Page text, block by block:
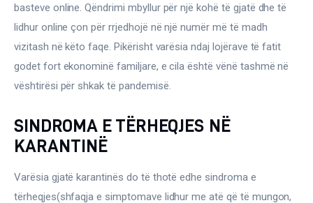
basteve online. Qëndrimi mbyllur për një kohë të gjatë dhe të
lidhur online çon për rrjedhojë në një numër më të madh
vizitash në këto faqe. Pikërisht varësia ndaj lojërave të fatit
godet fort ekonominë familjare, e cila është vënë tashmë në
vështirësi për shkak të pandemisë.
SINDROMA E TËRHEQJES NË
KARANTINË
Varësia gjatë karantinës do të thotë edhe sindroma e
tërheqjes(shfaqja e simptomave lidhur me atë që të mungon,